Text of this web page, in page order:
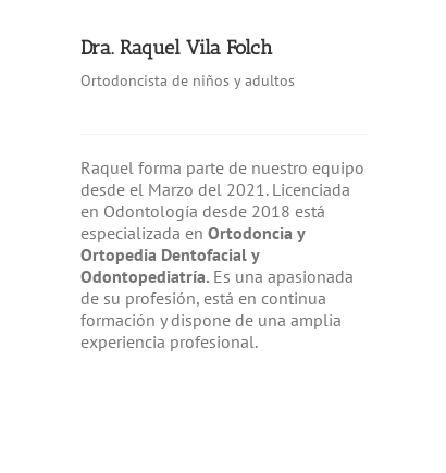
Dra. Raquel Vila Folch
Ortodoncista de niños y adultos
Raquel forma parte de nuestro equipo
desde el Marzo del 2021. Licenciada
en Odontología desde 2018 está
especializada en Ortodoncia y
Ortopedia Dentofacial y
Odontopediatría. Es una apasionada
de su profesión, está en continua
formación y dispone de una amplia
experiencia profesional.